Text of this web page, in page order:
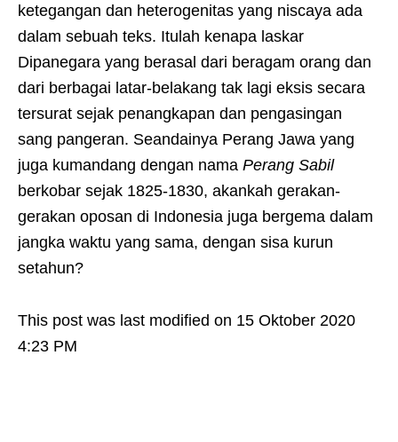
ketegangan dan heterogenitas yang niscaya ada
dalam sebuah teks. Itulah kenapa laskar
Dipanegara yang berasal dari beragam orang dan
dari berbagai latar-belakang tak lagi eksis secara
tersurat sejak penangkapan dan pengasingan
sang pangeran. Seandainya Perang Jawa yang
juga kumandang dengan nama Perang Sabil
berkobar sejak 1825-1830, akankah gerakan-
gerakan oposan di Indonesia juga bergema dalam
jangka waktu yang sama, dengan sisa kurun
setahun?
This post was last modified on 15 Oktober 2020
4:23 PM